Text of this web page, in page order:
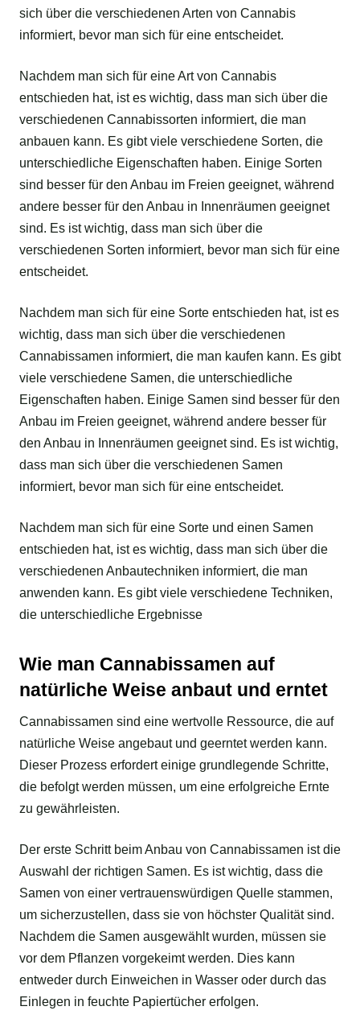
sich über die verschiedenen Arten von Cannabis
informiert, bevor man sich für eine entscheidet.
Nachdem man sich für eine Art von Cannabis
entschieden hat, ist es wichtig, dass man sich über die
verschiedenen Cannabissorten informiert, die man
anbauen kann. Es gibt viele verschiedene Sorten, die
unterschiedliche Eigenschaften haben. Einige Sorten
sind besser für den Anbau im Freien geeignet, während
andere besser für den Anbau in Innenräumen geeignet
sind. Es ist wichtig, dass man sich über die
verschiedenen Sorten informiert, bevor man sich für eine
entscheidet.
Nachdem man sich für eine Sorte entschieden hat, ist es
wichtig, dass man sich über die verschiedenen
Cannabissamen informiert, die man kaufen kann. Es gibt
viele verschiedene Samen, die unterschiedliche
Eigenschaften haben. Einige Samen sind besser für den
Anbau im Freien geeignet, während andere besser für
den Anbau in Innenräumen geeignet sind. Es ist wichtig,
dass man sich über die verschiedenen Samen
informiert, bevor man sich für eine entscheidet.
Nachdem man sich für eine Sorte und einen Samen
entschieden hat, ist es wichtig, dass man sich über die
verschiedenen Anbautechniken informiert, die man
anwenden kann. Es gibt viele verschiedene Techniken,
die unterschiedliche Ergebnisse
Wie man Cannabissamen auf
natürliche Weise anbaut und erntet
Cannabissamen sind eine wertvolle Ressource, die auf
natürliche Weise angebaut und geerntet werden kann.
Dieser Prozess erfordert einige grundlegende Schritte,
die befolgt werden müssen, um eine erfolgreiche Ernte
zu gewährleisten.
Der erste Schritt beim Anbau von Cannabissamen ist die
Auswahl der richtigen Samen. Es ist wichtig, dass die
Samen von einer vertrauenswürdigen Quelle stammen,
um sicherzustellen, dass sie von höchster Qualität sind.
Nachdem die Samen ausgewählt wurden, müssen sie
vor dem Pflanzen vorgekeimt werden. Dies kann
entweder durch Einweichen in Wasser oder durch das
Einlegen in feuchte Papiertücher erfolgen.